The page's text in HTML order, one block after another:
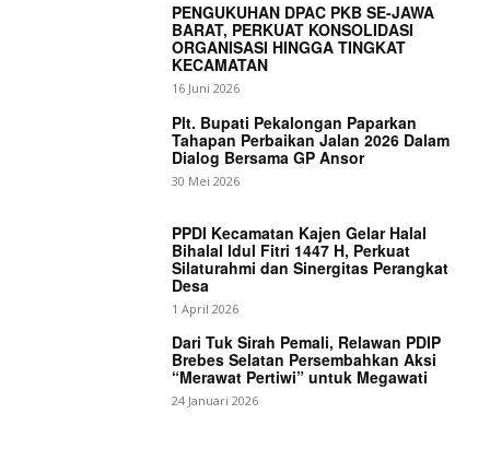
PENGUKUHAN DPAC PKB SE-JAWA
BARAT, PERKUAT KONSOLIDASI
ORGANISASI HINGGA TINGKAT
KECAMATAN
16 Juni 2026
Plt. Bupati Pekalongan Paparkan
Tahapan Perbaikan Jalan 2026 Dalam
Dialog Bersama GP Ansor
30 Mei 2026
PPDI Kecamatan Kajen Gelar Halal
Bihalal Idul Fitri 1447 H, Perkuat
Silaturahmi dan Sinergitas Perangkat
Desa
1 April 2026
Dari Tuk Sirah Pemali, Relawan PDIP
Brebes Selatan Persembahkan Aksi
“Merawat Pertiwi” untuk Megawati
24 Januari 2026